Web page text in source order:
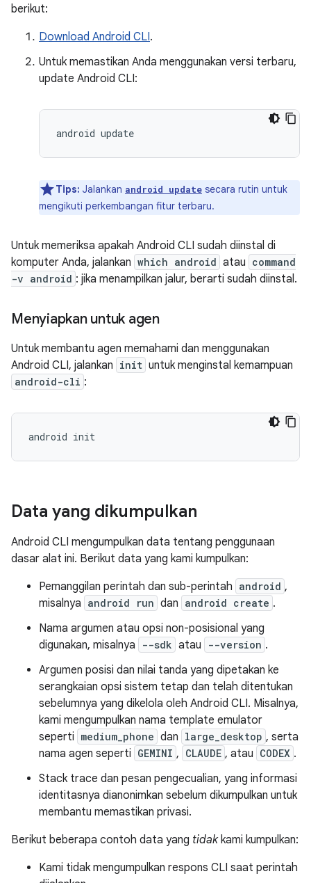
berikut:
Download Android CLI.
Untuk memastikan Anda menggunakan versi terbaru,
update Android CLI:
android
Tips: Jalankan android update secara rutin untuk
mengikuti perkembangan fitur terbaru.
Untuk memeriksa apakah Android CLI sudah diinstal di
komputer Anda, jalankan which android atau command
-v android : jika menampilkan jalur, berarti sudah diinstal.
Menyiapkan untuk agen
Untuk membantu agen memahami dan menggunakan
Android CLI, jalankan init untuk menginstal kemampuan
android-cli :
android
Data yang dikumpulkan
Android CLI mengumpulkan data tentang penggunaan
dasar alat ini. Berikut data yang kami kumpulkan:
Pemanggilan perintah dan sub-perintah android ,
misalnya android run dan android create .
Nama argumen atau opsi non-posisional yang
digunakan, misalnya
--sdk atau --version .
Argumen posisi dan nilai tanda yang dipetakan ke
serangkaian opsi sistem tetap dan telah ditentukan
sebelumnya yang dikelola oleh Android CLI. Misalnya,
kami mengumpulkan nama template emulator
seperti medium_phone dan large_desktop , serta
nama agen seperti GEMINI , CLAUDE , atau CODEX .
Stack trace dan pesan pengecualian, yang informasi
identitasnya dianonimkan sebelum dikumpulkan untuk
membantu memastikan privasi.
Berikut beberapa contoh data yang tidakkami kumpulkan:
Kami tidak mengumpulkan respons CLI saat perintah